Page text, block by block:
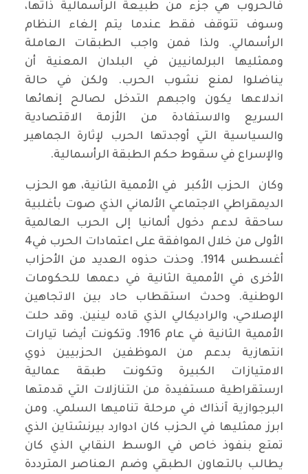
فالحروب هي جزء من طبيعة الرأسمالية ذاتها،
وسوف تتوقف فقط عندما يتم إلغاء النظام
الرأسمالي. ولذا فمن واجب الطبقات العاملة
وممثليها البرلمانيين في البلدان المعنية أن
يناضلوا لمنع نشوب الحرب. ولكن في حالة
اندلاعها يكون واجبهم التدخل لصالح إنهائها
السريع والاستفادة من الأزمة الاقتصادية
والسياسية التي أوجدتها الحرب لإثارة الجماهير
والإسراع في سقوط حكم الطبقة الرأسمالية.
وكان الحزب الأكبر في الأممية الثانية، هو الحزب
الديمقراطي الاجتماعي الألماني الذي صوت بأغلبية
ساحقة لدعم دخول ألمانيا إلى الحرب العالمية
الأولى من خلال الموافقة على اعتمادات الحرب في4
أغسطس 1914. وحذت حذوه العديد من الأحزاب
الأخرى في الأممية الثانية في دعمها للحكومات
الوطنية. وحدث استقطاب حاد بين الاتجاهين
الإصلاحي، والراديكالي الذي قاده لينين. وقد حلت
الأممية الثانية في عام 1916. وتكونت أيضا تيارات
انتهازية بدعم من الموظفين الحزبيين ذوي
الامتيازات الكبيرة وتكونت طبقة عمالية
ارستقراطية مستفيدة من التنازلات التي قدمتها
البرجوازية آنذاك في مرحلة تناميها السلمي. ومن
ابرز ممثليها في الحزب كان ادوارد بيرنشتاين الذي
تمتع بنفوذ خاص في الوسط النقابي الذي كان
يطالب بالتعاون الطبقي وضم العناصر المترددة